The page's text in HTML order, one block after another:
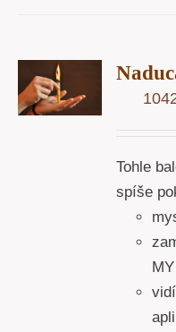
Tohle
spíše
MY